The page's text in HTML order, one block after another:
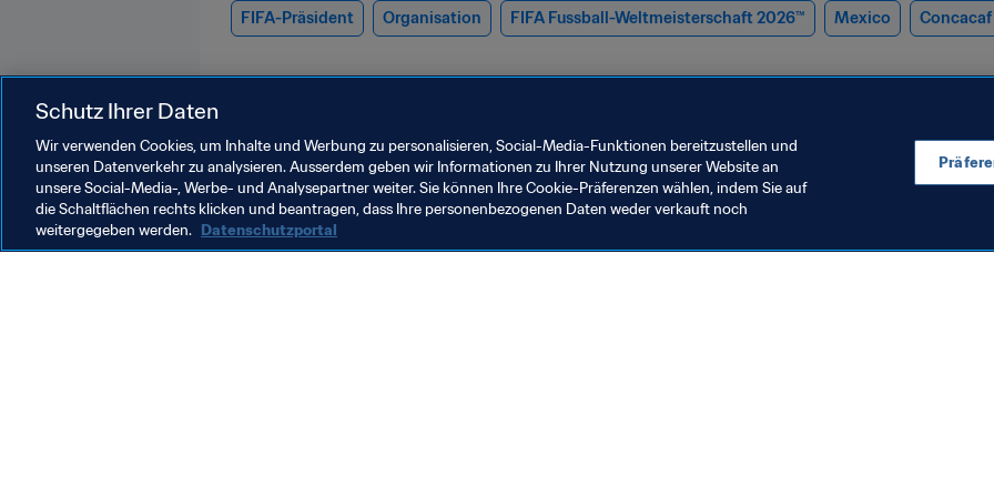
FIFA-Präsident Organisation FIFA Fussball-Weltmeisterschaft 2026™ Mexico Concacaf
Organisation
Schutz Ihrer Daten
Wir verwenden Cookies, um Inhalte und Werbung zu personalisieren, Social-Media-Funktionen bereitzustellen und
unseren Datenverkehr zu analysieren. Ausserdem geben wir Informationen zu Ihrer Nutzung unserer Website an
unsere Social-Media-, Werbe- und Analysepartner weiter. Sie können Ihre Cookie-Präferenzen wählen, indem Sie auf
die Schaltflächen rechts klicken und beantragen, dass Ihre personenbezogenen Daten weder verkauft noch
weitergegeben werden. Datenschutzportal